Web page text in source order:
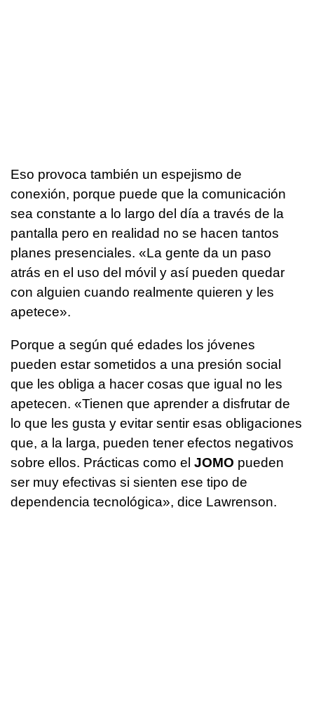
Eso provoca también un espejismo de
conexión, porque puede que la comunicación
sea constante a lo largo del día a través de la
pantalla pero en realidad no se hacen tantos
planes presenciales. «La gente da un paso
atrás en el uso del móvil y así pueden quedar
con alguien cuando realmente quieren y les
apetece».
Porque a según qué edades los jóvenes
pueden estar sometidos a una presión social
que les obliga a hacer cosas que igual no les
apetecen. «Tienen que aprender a disfrutar de
lo que les gusta y evitar sentir esas obligaciones
que, a la larga, pueden tener efectos negativos
sobre ellos. Prácticas como el JOMO pueden
ser muy efectivas si sienten ese tipo de
dependencia tecnológica», dice Lawrenson.